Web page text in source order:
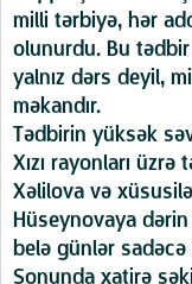
milli tərbiyə, hər
olunurdu. Bu
yalnız dərs deyil,
məkandır.
Tədbirin yüksək
Xızı rayonları
Xəlilova və
Hüseynovaya
belə günlər
Sonunda xatirə